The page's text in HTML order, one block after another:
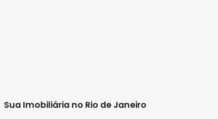
Sua Imobiliária no Rio de Janeiro